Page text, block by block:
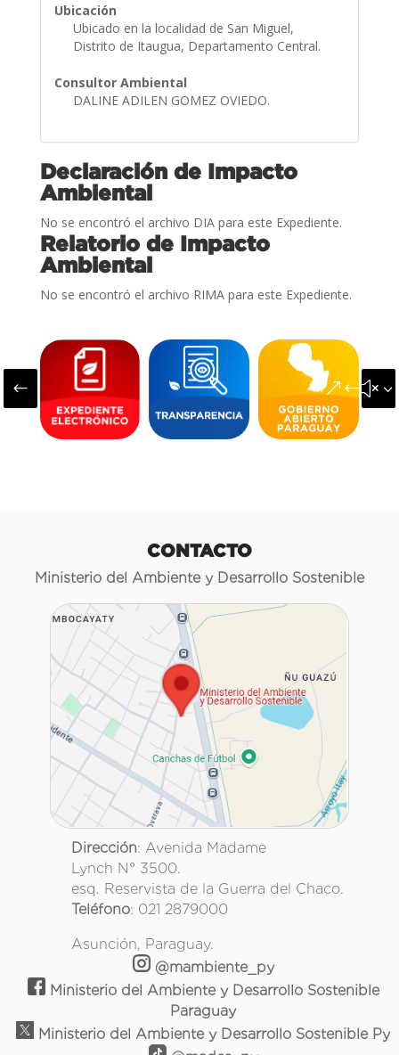
Ubicación
Ubicado en la localidad de San Miguel,
Distrito de Itaugua, Departamento Central.
Consultor Ambiental
DALINE ADILEN GOMEZ OVIEDO.
Declaración de Impacto
Ambiental
No se encontró el archivo DIA para este Expediente.
Relatorio de Impacto
Ambiental
No se encontró el archivo RIMA para este Expediente.
#
CONTACTO
Ministerio del Ambiente y Desarrollo Sostenible
Dirección: Avenida Madame
Lynch N° 3500.
esq. Reservista de la Guerra del Chaco.
Teléfono: 021 2879000
Asunción, Paraguay.
@mambiente_py
Ministerio del Ambiente y Desarrollo Sostenible
Paraguay
Ministerio del Ambiente y Desarrollo Sostenible Py